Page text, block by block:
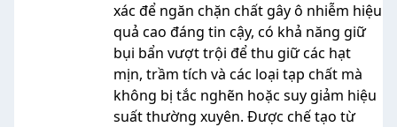
xác để ngăn chặn chất gây ô nhiễm hiệu
quả cao đáng tin cậy, có khả năng giữ
bụi bẩn vượt trội để thu giữ các hạt
mịn, trầm tích và các loại tạp chất mà
không bị tắc nghẽn hoặc suy giảm hiệu
suất thường xuyên. Được chế tạo từ